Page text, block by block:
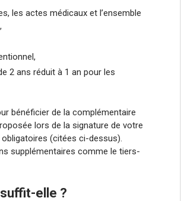
les actes médicaux et l’ensemble
2 ans réduit à 1 an pour les
bénéficier de la complémentaire
lors de la signature de votre
(citées ci-dessus).
supplémentaires comme le tiers-
elle ?